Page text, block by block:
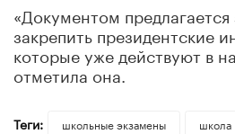
«Документом
закрепить президентские
которые уже действуют в
отметила она.
Теги: школьные экзамены
школа